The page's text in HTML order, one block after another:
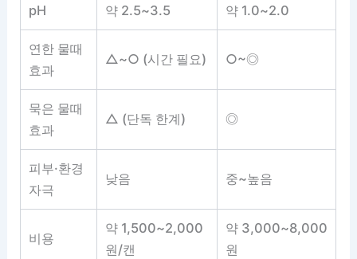
pH 약 2.5~3.5 약 1.0~2.0
연한 물때
효과
△~○ (시간 필요) ○~◎
묵은 물때
효과
△ (단독 한계) ◎
피부·환경
자극
낮음 중~높음
비용
약 1,500~2,000
원/캔
약 3,000~8,000
원